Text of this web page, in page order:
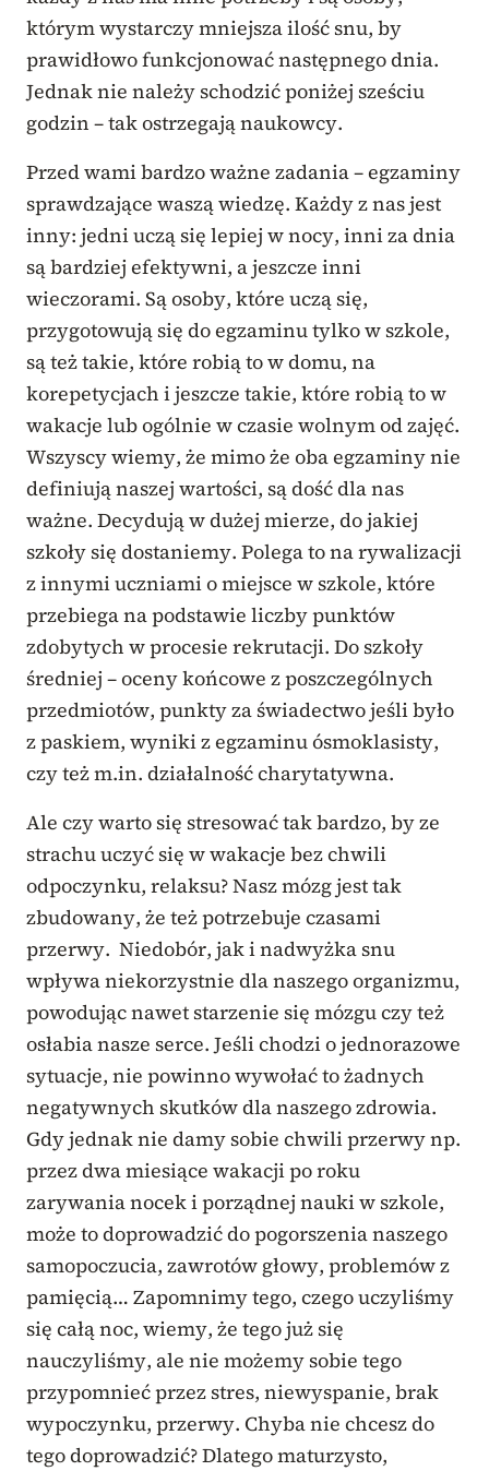
którym wystarczy mniejsza ilość snu, by
prawidłowo funkcjonować następnego dnia.
Jednak nie należy schodzić poniżej sześciu
godzin – tak ostrzegają naukowcy.
Przed wami bardzo ważne zadania – egzaminy
sprawdzające waszą wiedzę. Każdy z nas jest
inny: jedni uczą się lepiej w nocy, inni za dnia
są bardziej efektywni, a jeszcze inni
wieczorami. Są osoby, które uczą się,
przygotowują się do egzaminu tylko w szkole,
są też takie, które robią to w domu, na
korepetycjach i jeszcze takie, które robią to w
wakacje lub ogólnie w czasie wolnym od zajęć.
Wszyscy wiemy, że mimo że oba egzaminy nie
definiują naszej wartości, są dość dla nas
ważne. Decydują w dużej mierze, do jakiej
szkoły się dostaniemy. Polega to na rywalizacji
z innymi uczniami o miejsce w szkole, które
przebiega na podstawie liczby punktów
zdobytych w procesie rekrutacji. Do szkoły
średniej – oceny końcowe z poszczególnych
przedmiotów, punkty za świadectwo jeśli było
z paskiem, wyniki z egzaminu ósmoklasisty,
czy też m.in. działalność charytatywna.
Ale czy warto się stresować tak bardzo, by ze
strachu uczyć się w wakacje bez chwili
odpoczynku, relaksu? Nasz mózg jest tak
zbudowany, że też potrzebuje czasami
przerwy. Niedobór, jak i nadwyżka snu
wpływa niekorzystnie dla naszego organizmu,
powodując nawet starzenie się mózgu czy też
osłabia nasze serce. Jeśli chodzi o jednorazowe
sytuacje, nie powinno wywołać to żadnych
negatywnych skutków dla naszego zdrowia.
Gdy jednak nie damy sobie chwili przerwy np.
przez dwa miesiące wakacji po roku
zarywania nocek i porządnej nauki w szkole,
może to doprowadzić do pogorszenia naszego
samopoczucia, zawrotów głowy, problemów z
pamięcią… Zapomnimy tego, czego uczyliśmy
się całą noc, wiemy, że tego już się
nauczyliśmy, ale nie możemy sobie tego
przypomnieć przez stres, niewyspanie, brak
wypoczynku, przerwy. Chyba nie chcesz do
tego doprowadzić? Dlatego maturzysto,